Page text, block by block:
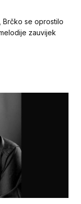
Brčko se oprostilo
zauvijek